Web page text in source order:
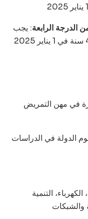
الدرجة الرابعة: يجب
في مهن التمريض
الدولة في الدراسات
التنمية
والشبكات